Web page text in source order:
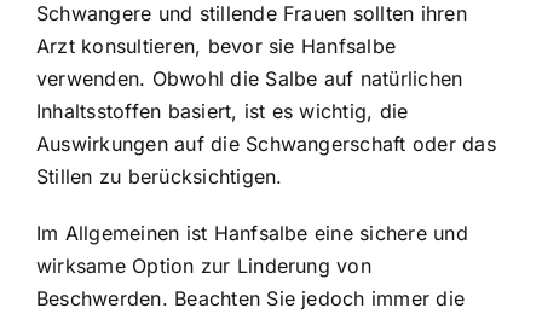
Schwangere und stillende Frauen sollten ihren
Arzt konsultieren, bevor sie Hanfsalbe
verwenden. Obwohl die Salbe auf natürlichen
Inhaltsstoffen basiert, ist es wichtig, die
Auswirkungen auf die Schwangerschaft oder das
Stillen zu berücksichtigen.
Im Allgemeinen ist Hanfsalbe eine sichere und
wirksame Option zur Linderung von
Beschwerden. Beachten Sie jedoch immer die